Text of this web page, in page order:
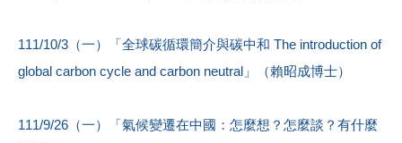
111/10/3（一）「全球碳循環簡介與碳中和 The introduction of
global carbon cycle and carbon neutral」（賴昭成博士）
111/9/26（一）「氣候變遷在中國：怎麼想？怎麼談？有什麼